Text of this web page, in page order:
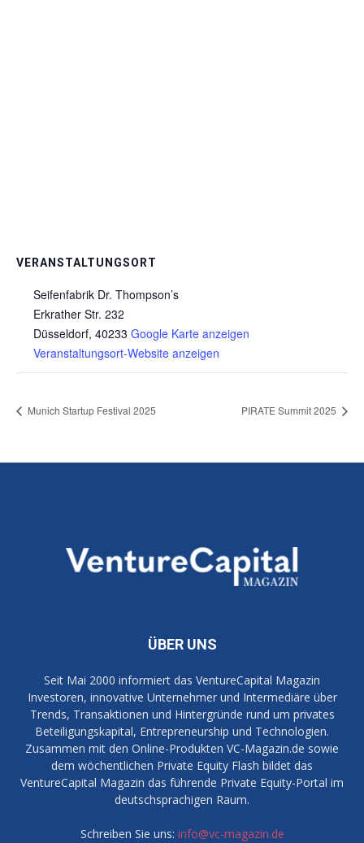
VERANSTALTUNGSORT
Seifenfabrik Dr. Thompson’s
Erkrather Str. 232
Düsseldorf, 40233 Google Karte anzeigen
Veranstaltungsort-Website anzeigen
Munich Startup Festival 2025 PIRATE Summit 2025
ÜBER UNS
Seit Mai 2000 informiert das VentureCapital Magazin
Investoren, innovative Unternehmer und Intermediäre über
Trends, Transaktionen und Hintergründe rund um privates
Beteiligungskapital, Entrepreneurship und Technologien.
Zusammen mit den Online-Produkten VC-Magazin.de sowie
dem wöchentlichen Private Equity Flash bildet das
VentureCapital Magazin das führende Private Equity-Portal im
deutschsprachigen Raum.
Schreiben Sie uns: info@vc-magazin.de